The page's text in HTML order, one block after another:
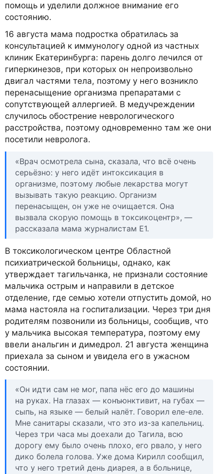
помощь и уделили должное внимание его
состоянию.
16 августа мама подростка обратилась за
консультацией к иммунологу одной из частных
клиник Екатеринбурга: парень долго лечился от
гиперкинезов, при которых он непроизвольно
двигал частями тела, поэтому у него возникло
перенасыщение организма препаратами с
сопутствующей аллергией. В медучреждении
случилось обострение неврологического
расстройства, поэтому одновременно там же они
посетили невролога.
«Врач осмотрела сына, сказала, что всё очень
серьёзно: у него идёт интоксикация в
организме, поэтому любые лекарства могут
вызывать такую реакцию. Организм
перенасыщен, он уже не очищается. Она
вызвала скорую помощь в токсикоцентр», —
рассказала мама журналистам E1.
В токсикологическом центре Областной
психиатрической больницы, однако, как
утверждает тагильчанка, не признали состояние
мальчика острым и направили в детское
отделение, где семью хотели отпустить домой, но
мама настояла на госпитализации. Через три дня
родителям позвонили из больницы, сообщив, что
у мальчика высокая температура, поэтому ему
ввели анальгин и димедрол. 21 августа женщина
приехала за сыном и увидела его в ужасном
состоянии.
«Он идти сам не мог, папа нёс его до машины
на руках. На глазах — конъюнктивит, на губах —
сыпь, на языке — белый налёт. Говорил еле-еле.
Мне санитары сказали, что это из-за капельниц.
Через три часа мы доехали до Тагила, всю
дорогу ему было очень плохо, его рвало, у него
дико болела голова. Уже дома Кирилл сообщил,
что у него третий день диарея, а в больнице,